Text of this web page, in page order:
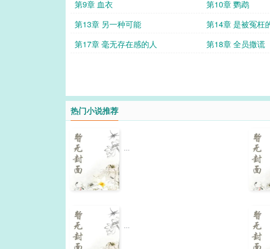
第9章 血衣
第10章 鹦鹉
第13章 另一种可能
第14章 是被冤枉
第17章 毫无存在感的人
第18章 全员撒谎
热门小说推荐
...
...